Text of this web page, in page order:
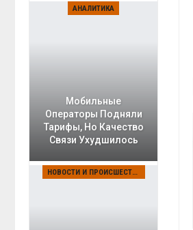
АНАЛИТИКА
Мобильные
Операторы Подняли
Тарифы, Но Качество
Связи Ухудшилось
НОВОСТИ И ПРОИСШЕСТВИЯ